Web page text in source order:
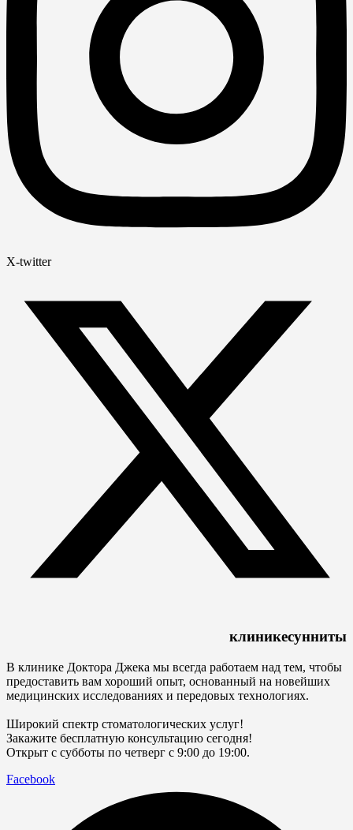
X-twitter
клиникесунниты
В клинике Доктора Джека мы всегда работаем над тем, чтобы
предоставить вам хороший опыт, основанный на новейших
медицинских исследованиях и передовых технологиях.
Широкий спектр стоматологических услуг!
Закажите бесплатную консультацию сегодня!
Открыт с субботы по четверг с 9:00 до 19:00.
Facebook